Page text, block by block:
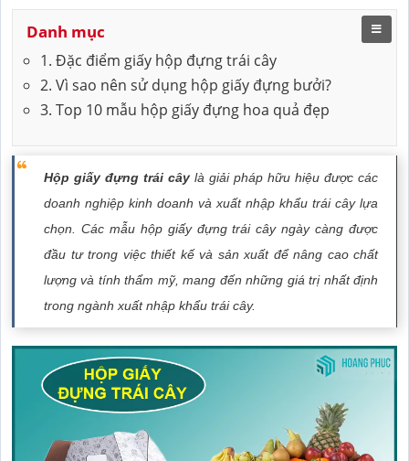
Danh mục
1. Đặc điểm giấy hộp đựng trái cây
2. Vì sao nên sử dụng hộp giấy đựng bưởi?
3. Top 10 mẫu hộp giấy đựng hoa quả đẹp
Hộp giấy đựng trái cây là giải pháp hữu hiệu được các
doanh nghiệp kinh doanh và xuất nhập khẩu trái cây lựa
chọn. Các mẫu hộp giấy đựng trái cây ngày càng được
đầu tư trong việc thiết kế và sản xuất để nâng cao chất
lượng và tính thẩm mỹ, mang đến những giá trị nhất định
trong ngành xuất nhập khẩu trái cây.